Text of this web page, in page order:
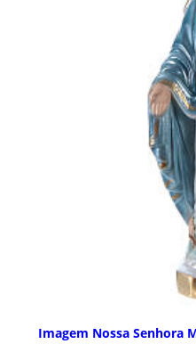
Imagem Nossa Senhora